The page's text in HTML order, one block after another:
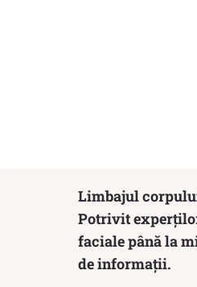
Limbajul
Potrivit
faciale până la
de informații.